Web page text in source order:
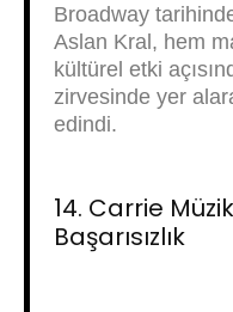
Broadway
Aslan Kral, hem
kültürel etki
zirvesinde yer
edindi.
14. Carrie
Başarısızlık